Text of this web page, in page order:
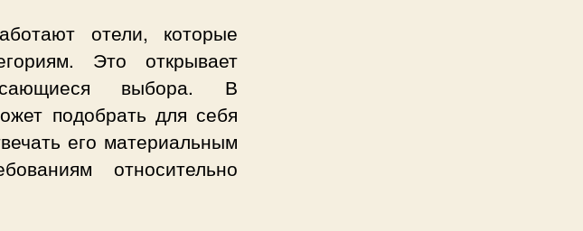
отели, которые
Это открывает
выбора. В
подобрать для себя
его материальным
относительно